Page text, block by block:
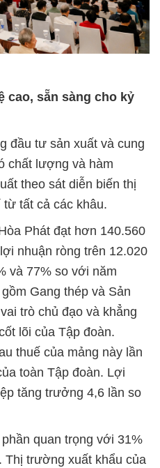
cao, sẵn sàng cho kỷ
đầu tư sản xuất và cung
chất lượng và hàm
theo sát diễn biến thị
tất cả các khâu.
Phát đạt hơn 140.560
nhuận ròng trên 12.020
và 77% so với năm
Gang thép và Sản
trò chủ đạo và khẳng
lõi của Tập đoàn.
thuế của mảng này lần
toàn Tập đoàn. Lợi
tăng trưởng 4,6 lần so
quan trọng với 31%
Thị trường xuất khẩu của